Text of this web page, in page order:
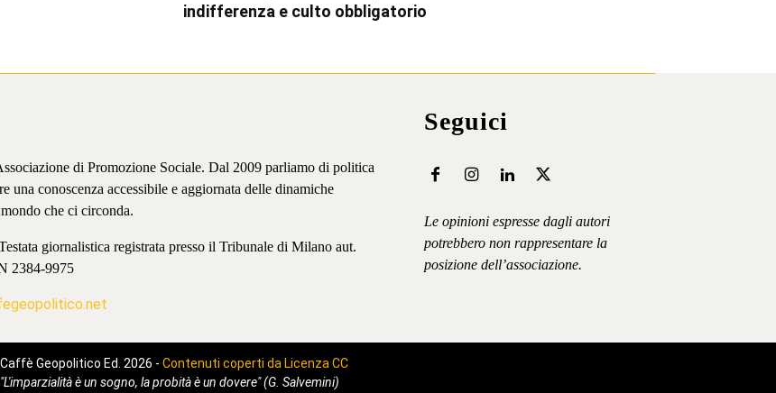
indifferenza e culto obbligatorio
di Promozione Sociale. Dal 2009 parliamo di politica
una conoscenza accessibile e aggiornata delle dinamiche
che ci circonda.
giornalistica registrata presso il Tribunale di Milano aut.
2384-9975
Seguici
Le opinioni espresse dagli autori
potrebbero non rappresentare la
posizione dell’associazione.
Caffè Geopolitico Ed. 2026 - Contenuti coperti da Licenza CC
"L'imparzialità è un sogno, la probità è un dovere" (G. Salvemini)